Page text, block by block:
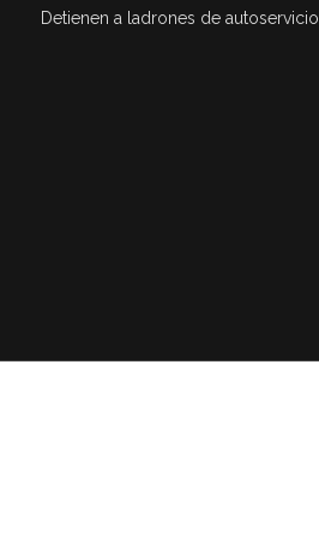
Detienen a ladrones de autoservicio